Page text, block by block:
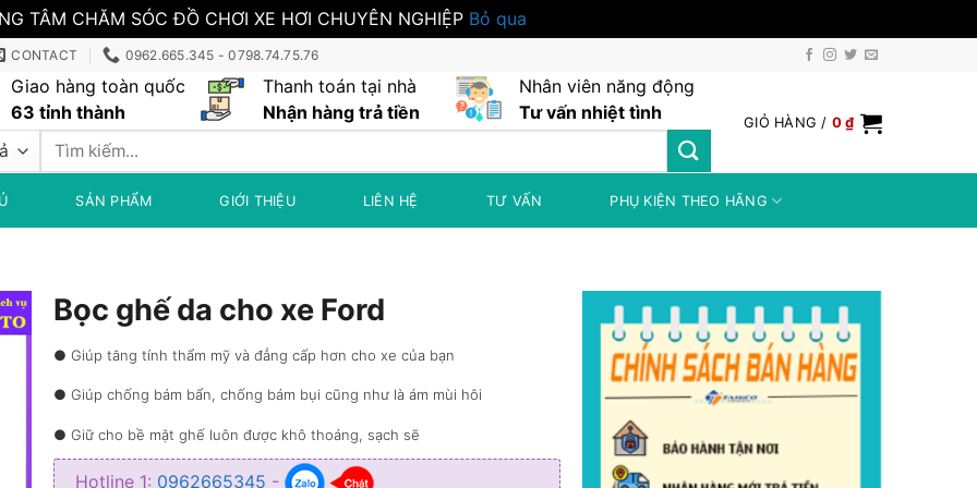
TÂM CHĂM SÓC ĐỒ CHƠI XE HƠI CHUYÊN NGHIỆP Bỏ qua
CONTACT 0962.665.345 - 0798.74.75.76
Giao hàng toàn quốc
63 tỉnh thành
Thanh toán tại nhà
Nhận hàng trả tiền
Nhân viên năng động
Tư vấn nhiệt tình
Tìm
GIỎ HÀNG / 0₫
SẢN PHẨM GIỚI THIỆU LIÊN HỆ TƯ VẤN PHỤ KIỆN THEO HÃNG
Bọc ghế da cho xe Ford
● Giúp tăng tính thẩm mỹ và đẳng cấp hơn cho xe của bạn
● Giúp chống bám bẩn, chống bám bụi cũng như là ám mùi hôi
● Giữ cho bề mặt ghế luôn được khô thoáng, sạch sẽ
● Giúp dễ dàng vệ sinh, đa dạng về màu sắc để bạn chọn lựa
Hotline 1: 0962665345 -